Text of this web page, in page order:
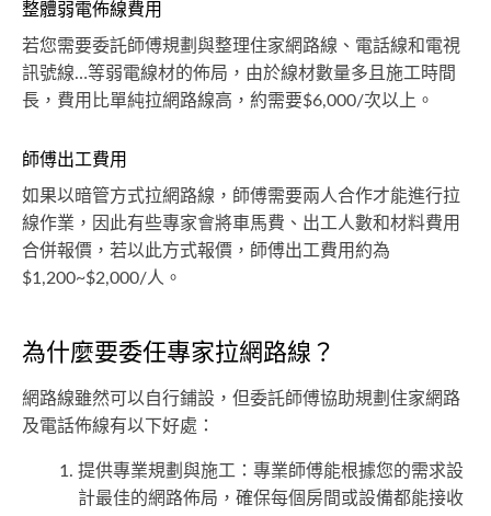
整體弱電佈線費用
若您需要委託師傅規劃與整理住家網路線、電話線和電視
訊號線…等弱電線材的佈局，由於線材數量多且施工時間
長，費用比單純拉網路線高，約需要$6,000/次以上。
師傅出工費用
如果以暗管方式拉網路線，師傅需要兩人合作才能進行拉
線作業，因此有些專家會將車馬費、出工人數和材料費用
合併報價，若以此方式報價，師傅出工費用約為
$1,200~$2,000/人。
為什麼要委任專家拉網路線？
網路線雖然可以自行鋪設，但委託師傅協助規劃住家網路
及電話佈線有以下好處：
提供專業規劃與施工：專業師傅能根據您的需求設
計最佳的網路佈局，確保每個房間或設備都能接收